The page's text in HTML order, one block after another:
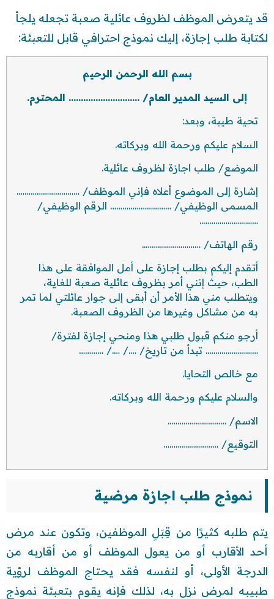
قد يتعرض الموظف لظروف عائلية صعبة تجعله يلجأ
لكتابة طلب إجازة، إليك نموذج احترافي قابل للتعبئة:
بسم الله الرحمن الرحيم
إلى السيد المدير العام/ ……………………….. المحترم.
تحية طيبة، وبعد:
السلام عليكم ورحمة الله وبركاته.
الموضع/ طلب اجازة لظروف عائلية.
إشارة إلى الموضوع أعلاه فإني الموظف/ ………………………….
المسمى الوظيفي/ ………………………… الرقم الوظيفي/
………………………..
رقم الهاتف/ ………………………..
أتقدم إليكم بطلب إجازة على أمل الموافقة على هذا
الطب، حيث إنني أمر بظروف عائلية صعبة للغاية،
ويتطلب مني هذا الأمر أن أبقى إلى جوار عائلتي لما تمر
به من مشاكل وغيرها من الظروف الصعبة.
أرجو منكم قبول طلبي هذا ومنحي إجازة لفترة/
…………………….. تبدأ من تاريخ/ …./ …./ …………
مع خالص التحايا.
والسلام عليكم ورحمة الله وبركاته.
الاسم/ ………………………..
التوقيع/ ………………………
نموذج طلب اجازة مرضية
يتم طلبه كثيرًا من قِبَلِ الموظفين، وتكون عند مرض
أحد الأقارب أو من يعول الموظف أو من أقاربه من
الدرجة الأولى، أو لنفسه فقد يحتاج الموظف لرؤية
طبيبه لمرض نزل به، لذلك فإنه يقوم بتعبئة نموذج